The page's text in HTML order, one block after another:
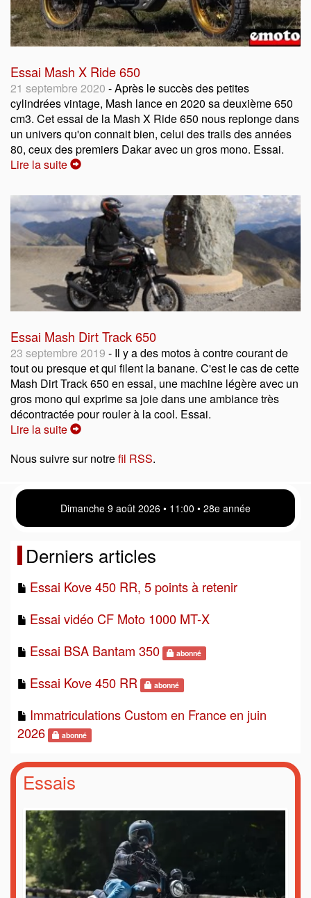
Essai Mash X Ride 650
21 septembre 2020 - Après le succès des petites
cylindrées vintage, Mash lance en 2020 sa deuxième 650
cm3. Cet essai de la Mash X Ride 650 nous replonge dans
un univers qu'on connait bien, celui des trails des années
80, ceux des premiers Dakar avec un gros mono. Essai.
Lire la suite
Essai Mash Dirt Track 650
23 septembre 2019 - Il y a des motos à contre courant de
tout ou presque et qui filent la banane. C'est le cas de cette
Mash Dirt Track 650 en essai, une machine légère avec un
gros mono qui exprime sa joie dans une ambiance très
décontractée pour rouler à la cool. Essai.
Lire la suite
Nous suivre sur notrefil RSS.
Dimanche 9 août 2026 • 11 00 • 28e année
Derniers articles
Essai Kove 450 RR, 5 points à retenir
Essai vidéo CF Moto 1000 MT-X
Essai BSA Bantam 350
abonné
Essai Kove 450 RR abonné
Immatriculations Custom en France en juin
2026
abonné
Essais